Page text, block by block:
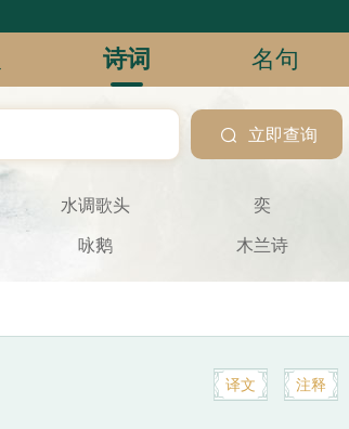
诗词 名句
立即查询
水调歌头 奕
咏鹅 木兰诗
译文 注释